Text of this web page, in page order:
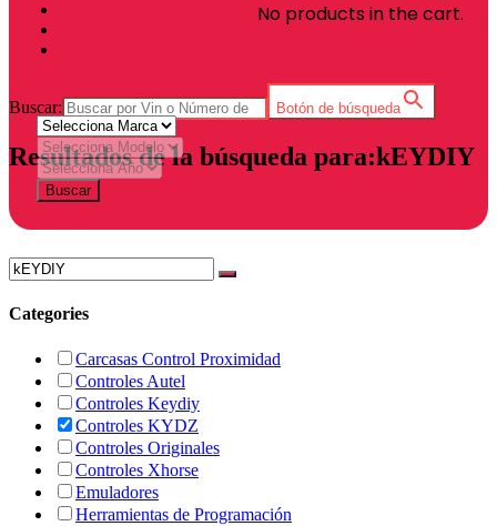
No products in the cart.
Buscar: Botón de búsqueda
Resultados de la búsqueda para:kEYDIY
Buscar
Categories
Carcasas Control Proximidad
Controles Autel
Controles Keydiy
Controles KYDZ
Controles Originales
Controles Xhorse
Emuladores
Herramientas de Programación